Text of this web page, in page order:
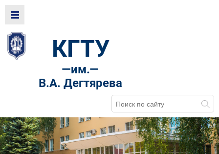
КГТУ
—им.—
В.А. Дегтярева